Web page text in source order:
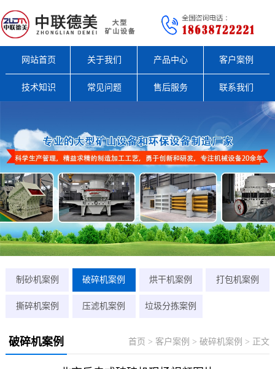
网站首页 关于我们 产品中心 客户案例
技术知识 常见问题 售后服务 联系我们
制砂机案例 破碎机案例 烘干机案例 打包机案例
撕碎机案例 压滤机案例 垃圾分拣案例
首页 > 客户案例 >破碎机案例 > 正文
破碎机案例